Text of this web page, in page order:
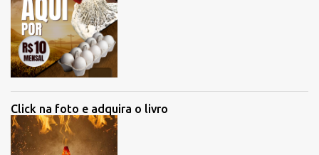
Click na foto e adquira o livro